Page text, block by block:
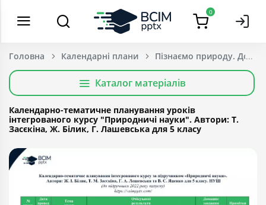
0
Головна Календарні плани Пізнаємо природу.
Каталог матеріалів
Календарно-тематичне планування уроків
інтегрованого курсу "Природничі науки". Автори: Т.
Засєкіна, Ж. Білик, Г. Лашевська для 5 класу